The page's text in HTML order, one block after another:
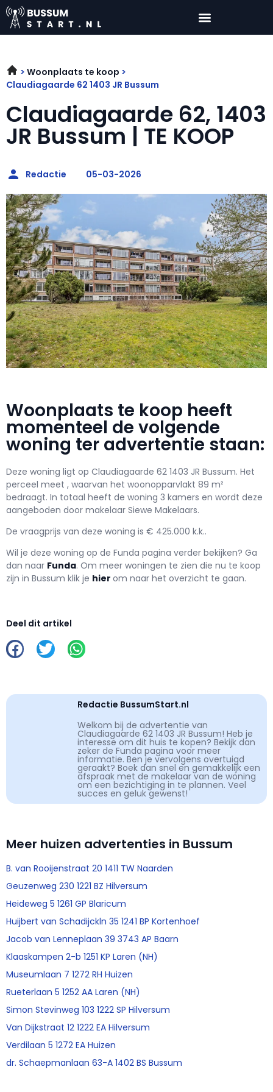
Woonplaats te koop
Claudiagaarde 62 1403 JR Bussum
Claudiagaarde 62, 1403
JR Bussum | TE KOOP
Redactie 05-03-2026
Woonplaats te koop heeft
momenteel de volgende
woning ter advertentie staan:
Deze woning ligt op Claudiagaarde 62 1403 JR Bussum. Het
perceel meet , waarvan het woonopparvlakt 89 m²
bedraagt. In totaal heeft de woning 3 kamers en wordt deze
aangeboden door makelaar Siewe Makelaars.
De vraagprijs van deze woning is € 425.000 k.k..
Wil je deze woning op de Funda pagina verder bekijken? Ga
dan naar Funda. Om meer woningen te zien die nu te koop
zijn in Bussum klik je hier om naar het overzicht te gaan.
Deel dit artikel
Redactie BussumStart.nl
Welkom bij de advertentie van
Claudiagaarde 62 1403 JR Bussum! Heb je
interesse om dit huis te kopen? Bekijk dan
zeker de Funda pagina voor meer
informatie. Ben je vervolgens overtuigd
geraakt? Boek dan snel en gemakkelijk een
afspraak met de makelaar van de woning
om een bezichtiging in te plannen. Veel
succes en geluk gewenst!
Meer huizen advertenties in Bussum
B. van Rooijenstraat 20 1411 TW Naarden
Geuzenweg 230 1221 BZ Hilversum
Heideweg 5 1261 GP Blaricum
Huijbert van Schadijckln 35 1241 BP Kortenhoef
Jacob van Lenneplaan 39 3743 AP Baarn
Klaaskampen 2-b 1251 KP Laren (NH)
Museumlaan 7 1272 RH Huizen
Rueterlaan 5 1252 AA Laren (NH)
Simon Stevinweg 103 1222 SP Hilversum
Van Dijkstraat 12 1222 EA Hilversum
Verdilaan 5 1272 EA Huizen
dr. Schaepmanlaan 63-A 1402 BS Bussum